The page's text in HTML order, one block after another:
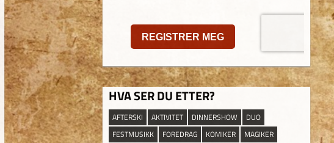
HVA SER DU ETTER?
AFTERSKI AKTIVITET DINNERSHOW
DUO
FESTMUSIKK
FOREDRAG KOMIKER
MAGIKER